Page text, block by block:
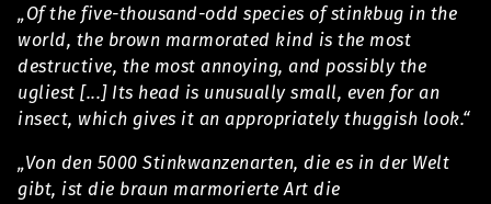
„Of the five-thousand-odd species of stinkbug in the
world, the brown marmorated kind is the most
destructive, the most annoying, and possibly the
ugliest [...] Its head is unusually small, even for an
insect, which gives it an appropriately thuggish look.“
„Von den 5000 Stinkwanzenarten, die es in der Welt
gibt, ist die braun marmorierte Art die